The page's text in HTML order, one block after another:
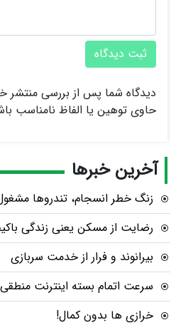
ثبت دیدگاه
دیدگاه شما پس از بررسی منتشر
حاوی توهین یا الفاظ نامناسب
آخرین خبرها
زنگ خطر انسجام، تندروها
رضایت از مسکن یعنی زندگی
بیرانوند و فرار از خدمت سربازی
سرعت اتمام بسته‌ اینترنت
خرازی ها بدون کمال!